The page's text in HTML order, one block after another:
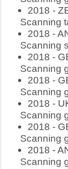
2018 -
Scanning
2018 -
Scanning
2018 -
Scanning
2018 -
Scanning
2018 -
Scanning
2018 -
Scanning
2018 -
Scanning